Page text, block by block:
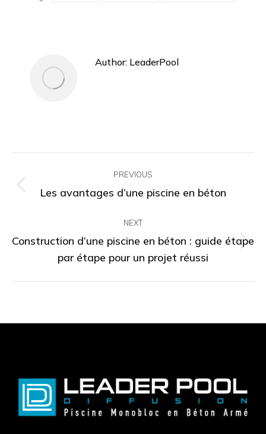
Author: LeaderPool
navigation
PREVIOUS
Previous
Les avantages d’une piscine en béton
NEXT
Next
post:
Construction d’une piscine en béton : guide étape
par étape pour un projet réussi